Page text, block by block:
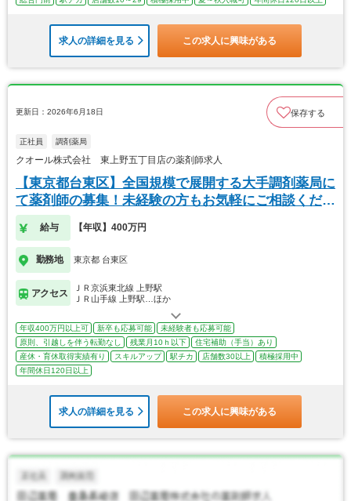
求人の詳細を見る この求人に興味がある
更新日：2026年6月18日 保存する
正社員 調剤薬局
クオール株式会社 東上野五丁目店の薬剤師求人
【東京都台東区】全国規模で展開する大手調剤薬局に
て薬剤師の募集！未経験の方もお気軽にご相談くださ
い！
給与 【年収】400万円
勤務地 東京都 台東区
アクセス
ＪＲ京浜東北線 上野駅
ＪＲ山手線 上野駅…ほか
年収400万円以上可 新卒も応募可能
未経験者も応募可能
原則、引越しを伴う転勤なし
残業月10ｈ以下
住宅補助（手当）あり
産休・育休取得実績有り
スキルアップ 駅チカ 店舗数30以上
積極採用中
年間休日120日以上
求人の詳細を見る この求人に興味がある